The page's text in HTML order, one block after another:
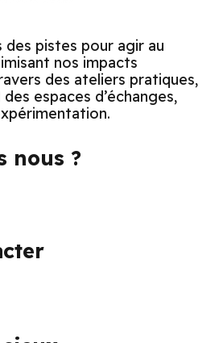
des pistes pour agir au
nos impacts
des ateliers pratiques,
espaces d’échanges,
nous ?